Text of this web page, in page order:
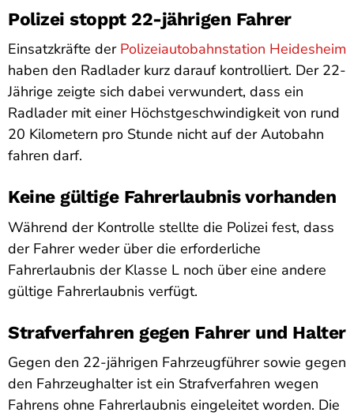
Polizei stoppt 22-jährigen Fahrer
Einsatzkräfte der Polizeiautobahnstation Heidesheim
haben den Radlader kurz darauf kontrolliert. Der 22-
Jährige zeigte sich dabei verwundert, dass ein
Radlader mit einer Höchstgeschwindigkeit von rund
20 Kilometern pro Stunde nicht auf der Autobahn
fahren darf.
Keine gültige Fahrerlaubnis vorhanden
Während der Kontrolle stellte die Polizei fest, dass
der Fahrer weder über die erforderliche
Fahrerlaubnis der Klasse L noch über eine andere
gültige Fahrerlaubnis verfügt.
Strafverfahren gegen Fahrer und Halter
Gegen den 22-jährigen Fahrzeugführer sowie gegen
den Fahrzeughalter ist ein Strafverfahren wegen
Fahrens ohne Fahrerlaubnis eingeleitet worden. Die